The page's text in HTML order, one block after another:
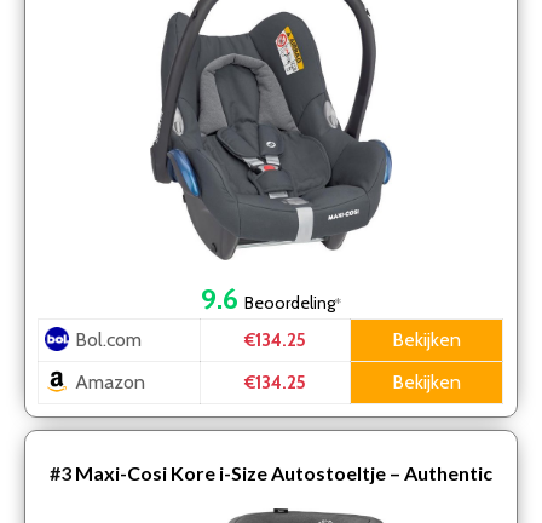
9.6 Beoordeling*
Bol.com €134.25
Bekijken
Amazon
€134.25 Bekijken
#3 Maxi-Cosi Kore i-Size Autostoeltje – Authentic
Black